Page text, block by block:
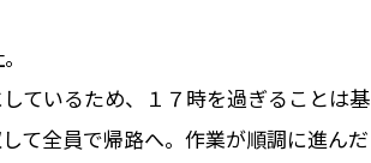
ているため、１７時を過ぎることは基
て全員で帰路へ。作業が順調に進んだ